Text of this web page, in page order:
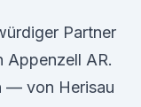
Partner
Appenzell AR.
— von Herisau